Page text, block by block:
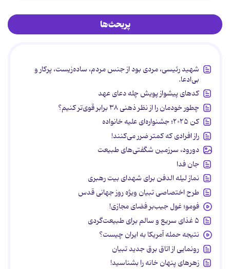
پربحث‌ها
شهید رئیسی، مردی بود از جنس مردم، ساده‌زیست، پرکار و
بی‌ادعا.
کدهای پیشواز پویش چله دعای عهد
چطور خودمان را از نظر ذهنی ۳۸ برابر قوی‌تر کنیم؟
کن ۲۰۲۵؛ جشنواره‌ای علیه خانواده
راز افرادی که کمتر ضرر می‌کنند!
دورود، سرزمین شگفتی‌های طبیعت
جان فدا
نماز لیله الدفن برای شهدای بیت رهبری
طرح اختصاصی تبیان ویژه روز جهانی قدس
فومو؛ غول جیب‌بر فضای مجازی!
۵ غذای سریع و سالم برای طبیعت‌گردی
نتیجه حمله آمریکا به ایران چیست؟
رونمایی از اتاق برق جدید تبیان
زهرهای پنهان خانه را بشناسید!